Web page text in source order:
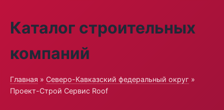
Каталог строительных
компаний
Главная » Северо-Кавказский федеральный округ »
Проект-Строй Сервис Roof